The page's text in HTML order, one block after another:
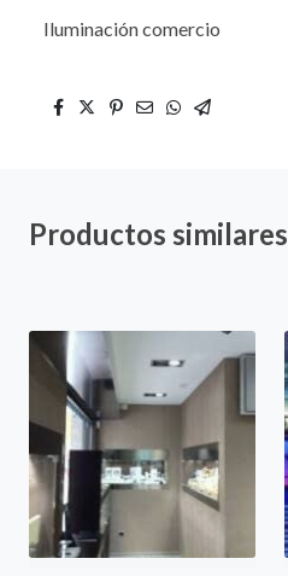
Iluminación comercio
Productos similares